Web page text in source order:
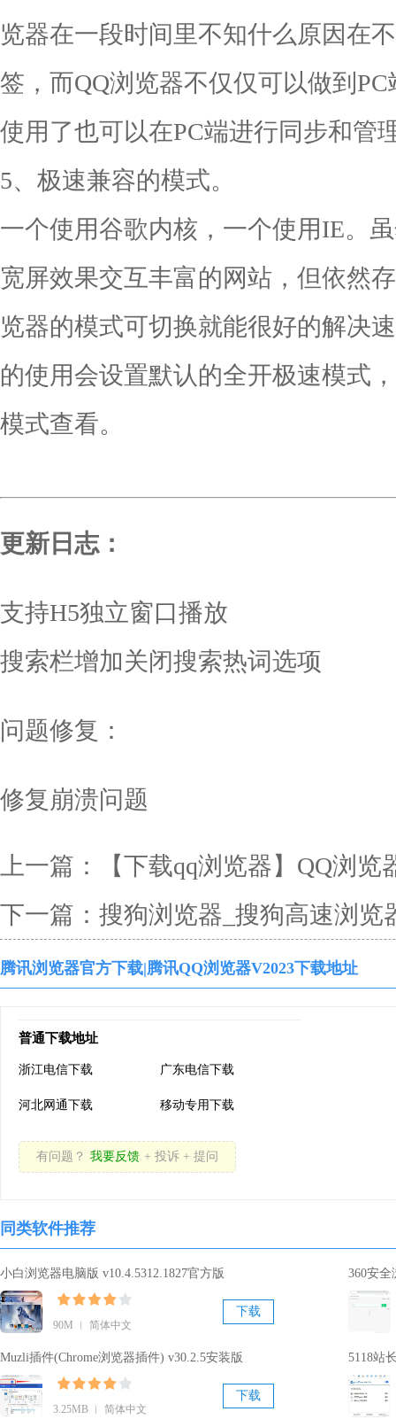
览器在一段时间里不知什么原因在
签，而QQ浏览器不仅仅可以做到
使用了也可以在PC端进行同步和管
5、极速兼容的模式。
一个使用谷歌内核，一个使用IE。
宽屏效果交互丰富的网站，但依然
览器的模式可切换就能很好的解决
的使用会设置默认的全开极速模式
模式查看。
更新日志：
支持H5独立窗口播放
搜索栏增加关闭搜索热词选项
问题修复：
修复崩溃问题
上一篇：
【下载qq浏览器】QQ浏览
下一篇： 搜狗浏览器_搜狗高速浏览
腾讯浏览器官方下载|腾讯QQ浏览器V2023下载地址
普通下载地址
浙江电信下载 广东电信下载
河北网通下载 移动专用下载
有问题？ 我要反馈 + 投诉 + 提问
同类软件推荐
小白浏览器电脑版 v10.4.5312.1827官方版
90M ︱ 简体中文
下载
360安全
Muzli插件(Chrome浏览器插件) v30.2.5安装版
3.25MB ︱ 简体中文
下载
5118站